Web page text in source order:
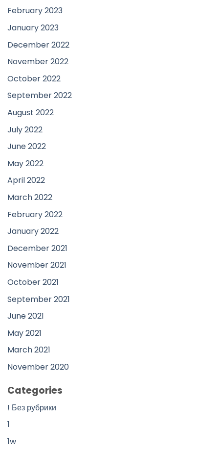
February 2023
January 2023
December 2022
November 2022
October 2022
September 2022
August 2022
July 2022
June 2022
May 2022
April 2022
March 2022
February 2022
January 2022
December 2021
November 2021
October 2021
September 2021
June 2021
May 2021
March 2021
November 2020
Categories
! Без рубрики
1
1w